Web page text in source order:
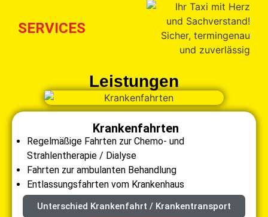
SERVICES
Leistungen
Krankenfahrten
Regelmäßige Fahrten zur Chemo- und
Strahlentherapie / Dialyse
Fahrten zur ambulanten Behandlung
Entlassungsfahrten vom Krankenhaus
Unterschied Krankenfahrt / Krankentransport